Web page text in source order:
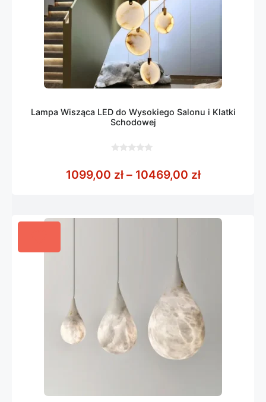
Lampa Wisząca LED do Wysokiego Salonu i Klatki
Schodowej
5
1099,00 zł – 10469,00 złZakres